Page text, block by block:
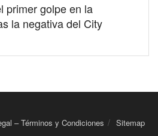
primer golpe en la
la negativa del City
– Términos y Condiciones Sitemap